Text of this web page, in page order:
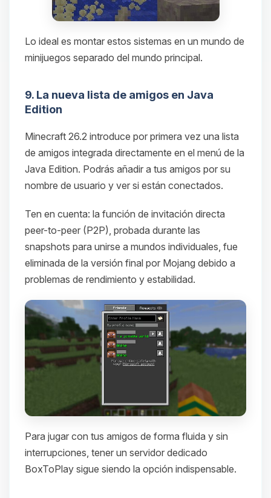
Lo ideal es montar estos sistemas en un mundo de
minijuegos separado del mundo principal.
9. La nueva lista de amigos en Java
Edition
Minecraft 26.2 introduce por primera vez una lista
de amigos integrada directamente en el menú de la
Java Edition. Podrás añadir a tus amigos por su
nombre de usuario y ver si están conectados.
Ten en cuenta: la función de invitación directa
peer-to-peer (P2P), probada durante las
snapshots para unirse a mundos individuales, fue
eliminada de la versión final por Mojang debido a
problemas de rendimiento y estabilidad.
Para jugar con tus amigos de forma fluida y sin
interrupciones, tener un servidor dedicado
BoxToPlay sigue siendo la opción indispensable.